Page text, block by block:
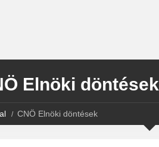
Elnöki döntések
CNÖ Elnöki döntések